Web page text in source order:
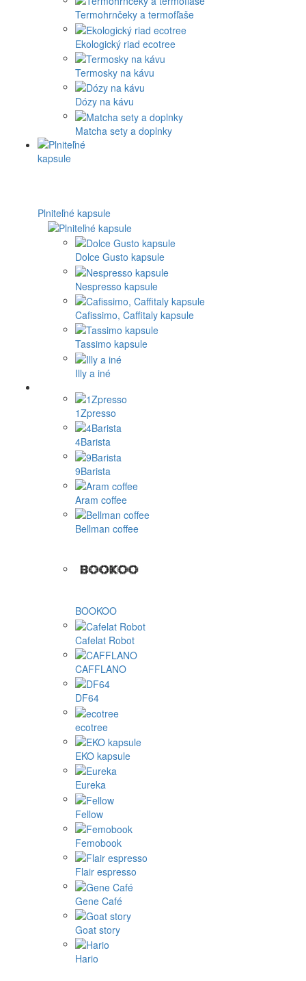
Termohrnčeky a termofľaše
Ekologický riad ecotree
Termosky na kávu
Dózy na kávu
Matcha sety a doplnky
Plniteľné kapsule
Dolce Gusto kapsule
Nespresso kapsule
Cafissimo, Caffitaly kapsule
Tassimo kapsule
Illy a iné
1Zpresso
4Barista
9Barista
Aram coffee
Bellman coffee
BOOKOO
Cafelat Robot
CAFFLANO
DF64
ecotree
EKO kapsule
Eureka
Fellow
Femobook
Flair espresso
Gene Café
Goat story
Hario